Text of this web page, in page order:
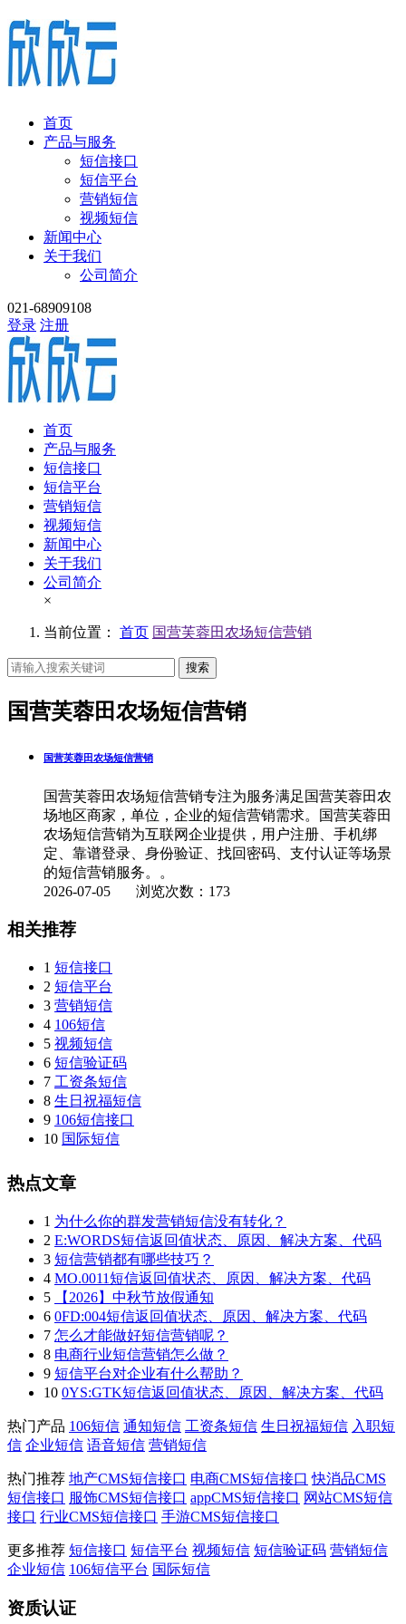
首页
产品与服务
短信接口
短信平台
营销短信
视频短信
新闻中心
关于我们
公司简介
021-68909108
登录 注册
首页
产品与服务
短信接口
短信平台
营销短信
视频短信
新闻中心
关于我们
公司简介
×
当前位置： 首页 国营芙蓉田农场短信营销
搜索
国营芙蓉田农场短信营销
国营芙蓉田农场短信营销
国营芙蓉田农场短信营销专注为服务满足国营芙蓉田农
场地区商家，单位，企业的短信营销需求。国营芙蓉田
农场短信营销为互联网企业提供，用户注册、手机绑
定、靠谱登录、身份验证、找回密码、支付认证等场景
的短信营销服务。。
2026-07-05 浏览次数：173
相关推荐
1 短信接口
2 短信平台
3 营销短信
4 106短信
5 视频短信
6 短信验证码
7 工资条短信
8 生日祝福短信
9 106短信接口
10 国际短信
热点文章
1 为什么你的群发营销短信没有转化？
2 E:WORDS短信返回值状态、原因、解决方案、代码
3 短信营销都有哪些技巧？
4 MO.0011短信返回值状态、原因、解决方案、代码
5
【2026】中秋节放假通知
6 0FD:004短信返回值状态、原因、解决方案、代码
7 怎么才能做好短信营销呢？
8 电商行业短信营销怎么做？
9 短信平台对企业有什么帮助？
10 0YS:GTK短信返回值状态、原因、解决方案、代码
热门产品 106短信 通知短信 工资条短信 生日祝福短信 入职短
信 企业短信 语音短信 营销短信
热门推荐 地产CMS短信接口 电商CMS短信接口 快消品CMS
短信接口 服饰CMS短信接口 appCMS短信接口 网站CMS短信
接口 行业CMS短信接口 手游CMS短信接口
更多推荐 短信接口 短信平台 视频短信 短信验证码 营销短信
企业短信 106短信平台 国际短信
资质认证